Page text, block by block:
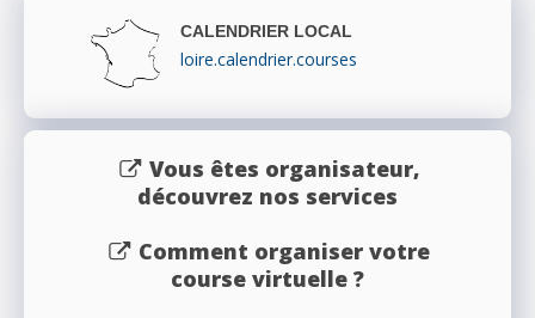
CALENDRIER LOCAL
loire.calendrier.courses
Vous êtes organisateur,
découvrez nos services
Comment organiser votre
course virtuelle ?